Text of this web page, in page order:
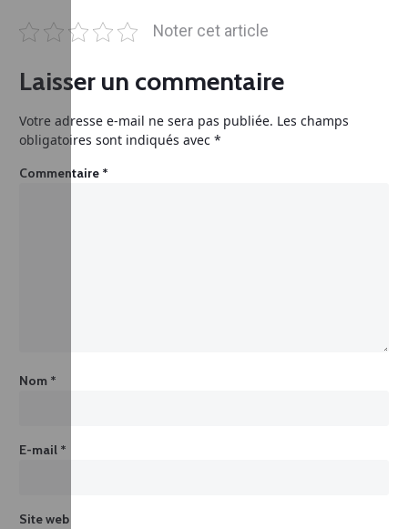
Noter cet article
Laisser un commentaire
Votre adresse e-mail ne sera pas publiée. Les champs
obligatoires sont indiqués avec *
Commentaire *
Nom *
E-mail *
Site web